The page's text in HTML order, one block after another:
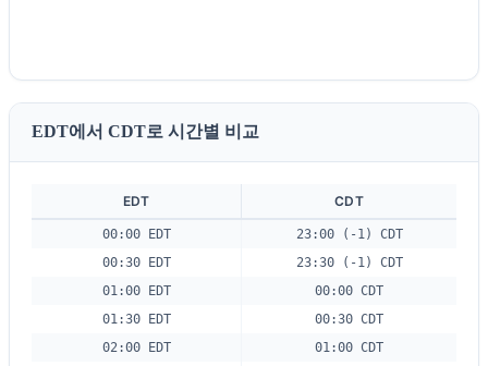
EDT에서 CDT로 시간별 비교
EDT CDT
00:00 EDT
23:00 (-1) CDT
00:30 EDT
23:30 (-1) CDT
01:00 EDT
00:00 CDT
01:30 EDT
00:30 CDT
02:00 EDT
01:00 CDT